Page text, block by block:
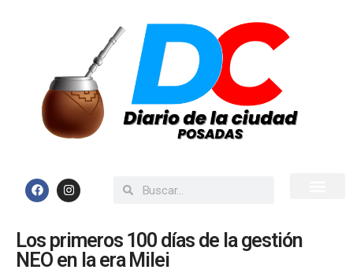
Los primeros 100 días de la gestión
NEO en la era Milei